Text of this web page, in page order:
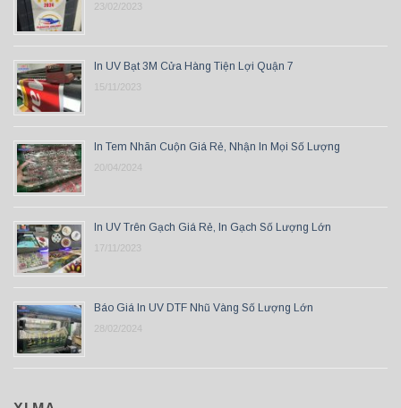
23/02/2023
In UV Bạt 3M Cửa Hàng Tiện Lợi Quận 7
15/11/2023
In Tem Nhãn Cuộn Giá Rẻ, Nhận In Mọi Số Lượng
20/04/2024
In UV Trên Gạch Giá Rẻ, In Gạch Số Lượng Lớn
17/11/2023
Báo Giá In UV DTF Nhũ Vàng Số Lượng Lớn
28/02/2024